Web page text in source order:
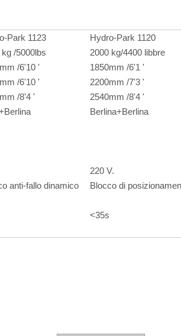
Park 1123
Hydro-Park 1120
kg /5000lbs
2000 kg/4400 libbre
/6'10 '
1850mm /6'1 '
/6'10 '
2200mm /7'3 '
/8'4 '
2540mm /8'4 '
Berlina+Berlina
220 V.
anti-fallo dinamico
Blocco di
<35s